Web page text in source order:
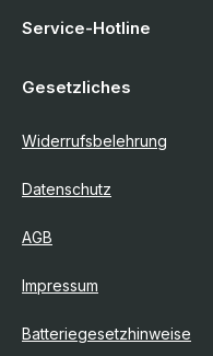
Service-Hotline
Gesetzliches
Widerrufsbelehrung
Datenschutz
AGB
Impressum
Batteriegesetzhinweise